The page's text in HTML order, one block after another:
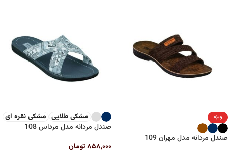
ویژه
صندل مردانه مدل مهران 109
مشکی طلایی مشکی نقره ای
صندل مردانه مدل مرداس 108
۸۵۸,۰۰۰تومان